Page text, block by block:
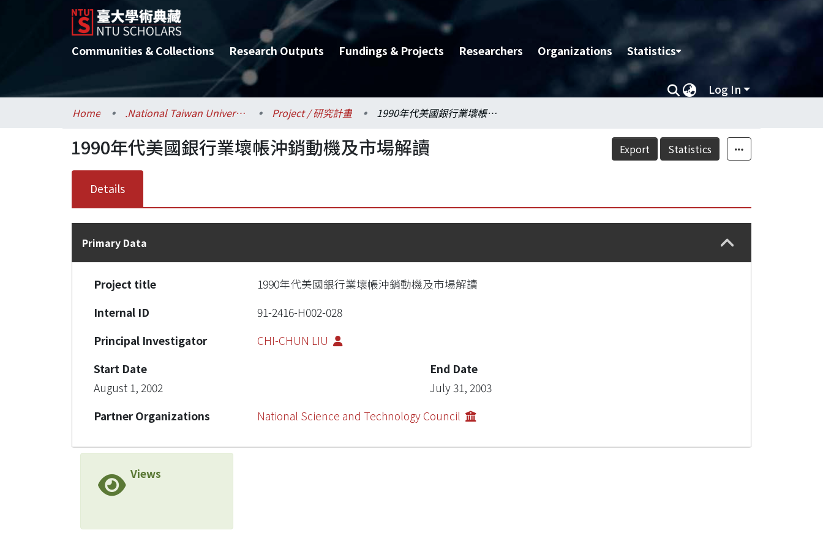
Communities & Collections Research Outputs Fundings & Projects Researchers Organizations Statistics
Log In
Home .National Taiwan University / 國立臺灣大學 Project / 研究計畫 1990年代美國銀行業壞帳沖銷動機及市場解讀
Export Statistics
1990年代美國銀行業壞帳沖銷動機及市場解讀
Details
Primary Data
Project title
1990年代美國銀行業壞帳沖銷動機及市場解讀
Internal ID
91-2416-H002-028
Principal Investigator
CHI-CHUN LIU
Start Date
August 1, 2002
End Date
July 31, 2003
Partner Organizations
National Science and Technology Council
Views